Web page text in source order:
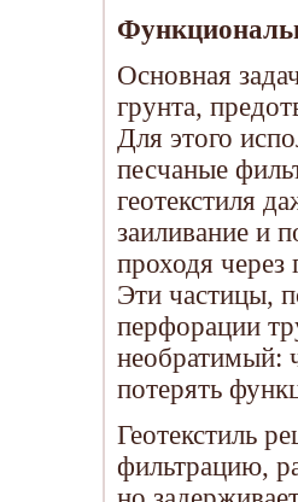
Основная
грунта,
Для этого
песчаные
геотекстиля
заиливание и
проходя
Эти частицы,
перфорации
необратимый:
потерять
Геотекстиль
фильтрацию,